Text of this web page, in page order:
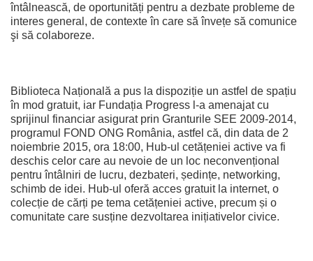
întâlnească, de oportunități pentru a dezbate probleme de
interes general, de contexte în care să învețe să comunice
şi să colaboreze.
Biblioteca Națională a pus la dispoziție un astfel de spațiu
în mod gratuit, iar Fundația Progress l-a amenajat cu
sprijinul financiar asigurat prin Granturile SEE 2009-2014,
programul FOND ONG România, astfel că, din data de 2
noiembrie 2015, ora 18:00, Hub-ul cetățeniei active va fi
deschis celor care au nevoie de un loc neconvențional
pentru întâlniri de lucru, dezbateri, ședințe, networking,
schimb de idei. Hub-ul oferă acces gratuit la internet, o
colecție de cărți pe tema cetățeniei active, precum și o
comunitate care susține dezvoltarea inițiativelor civice.